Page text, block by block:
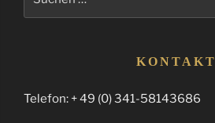
KONTAKT
Telefon: + 49 (0) 341-58143686